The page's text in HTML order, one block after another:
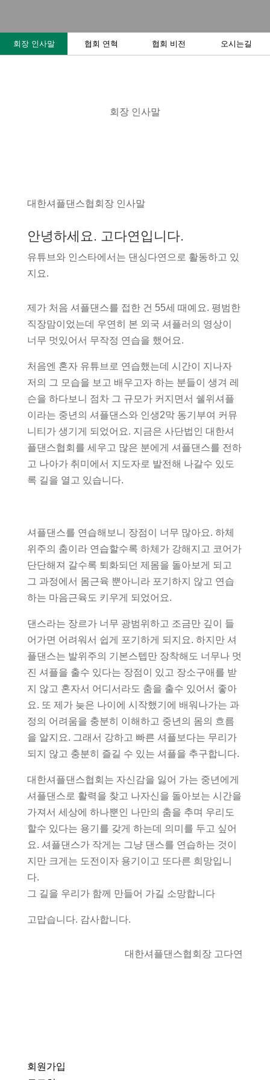
회장 인사말 협회 연혁 협회 비전 오시는길
회장 인사말
대한셔플댄스협회장 인사말
안녕하세요. 고다연입니다.
유튜브와 인스타에서는 댄싱다연으로 활동하고 있
지요.
제가 처음 셔플댄스를 접한 건 55세 때예요. 평범한
직장맘이었는데 우연히 본 외국 셔플러의 영상이
너무 멋있어서 무작정 연습을 했어요.
처음엔 혼자 유튜브로 연습했는데 시간이 지나자
저의 그 모습을 보고 배우고자 하는 분들이 생겨 레
슨을 하다보니 점차 그 규모가 커지면서 쉘위셔플
이라는 중년의 셔플댄스와 인생2막 동기부여 커뮤
니티가 생기게 되었어요. 지금은 사단법인 대한셔
플댄스협회를 세우고 많은 분에게 셔플댄스를 전하
고 나아가 취미에서 지도자로 발전해 나갈수 있도
록 길을 열고 있습니다.
셔플댄스를 연습해보니 장점이 너무 많아요. 하체
위주의 춤이라 연습할수록 하체가 강해지고 코어가
단단해져 갈수록 퇴화되던 제몸을 돌아보게 되고
그 과정에서 몸근육 뿐아니라 포기하지 않고 연습
하는 마음근육도 키우게 되었어요.
댄스라는 장르가 너무 광범위하고 조금만 깊이 들
어가면 어려워서 쉽게 포기하게 되지요. 하지만 셔
플댄스는 발위주의 기본스텝만 장착해도 너무나 멋
진 셔플을 출수 있다는 장점이 있고 장소구애를 받
지 않고 혼자서 어디서라도 춤을 출수 있어서 좋아
요. 또 제가 늦은 나이에 시작했기에 배워나가는 과
정의 어려움을 충분히 이해하고 중년의 몸의 흐름
을 알지요. 그래서 강하고 빠른 셔플보다는 무리가
되지 않고 충분히 즐길 수 있는 셔플을 추구합니다.
대한셔플댄스협회는 자신감을 잃어 가는 중년에게
셔플댄스로 활력을 찾고 나자신을 돌아보는 시간을
가져서 세상에 하나뿐인 나만의 춤을 추며 우리도
할수 있다는 용기를 갖게 하는데 의미를 두고 싶어
요. 셔플댄스가 작게는 그냥 댄스를 연습하는 것이
지만 크게는 도전이자 용기이고 또다른 희망입니
다.
그 길을 우리가 함께 만들어 가길 소망합니다
고맙습니다. 감사합니다.
대한셔플댄스협회장 고다연
회원가입